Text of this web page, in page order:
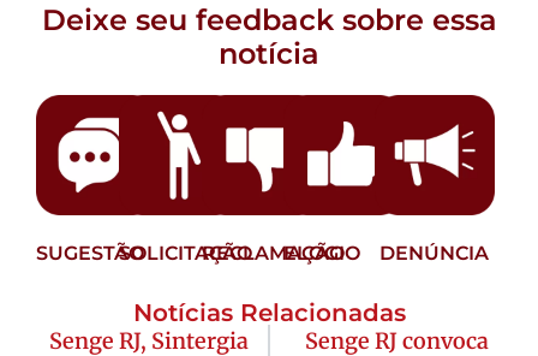
Deixe seu feedback sobre essa
notícia
SUGESTÃOSOLICITAÇÃORECLAMAÇÃO
ELOGIO DENÚNCIA
Notícias Relacionadas
Senge RJ, Sintergia
Senge RJ convoca